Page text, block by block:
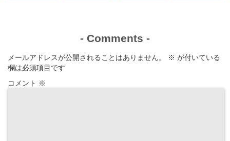
- Comments -
メールアドレスが公開されることはありません。 ※ が付いている
欄は必須項目です
コメント ※